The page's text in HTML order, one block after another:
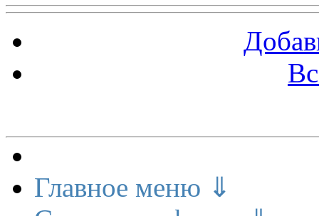
Главное меню ⇓